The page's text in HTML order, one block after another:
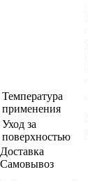
Температура
применения
Уход за
поверхностью
Доставка
Самовывоз